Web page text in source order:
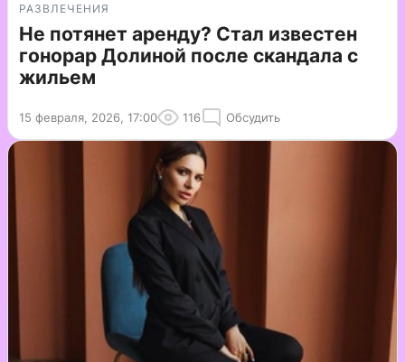
РАЗВЛЕЧЕНИЯ
Не потянет аренду? Стал известен
гонорар Долиной после скандала с
жильем
15 февраля, 2026, 17:00 116 Обсудить